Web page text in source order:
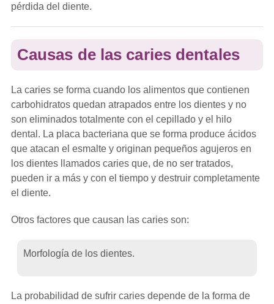
pérdida del diente.
Causas de las caries dentales
La caries se forma cuando los alimentos que contienen
carbohidratos quedan atrapados entre los dientes y no
son eliminados totalmente con el cepillado y el hilo
dental. La placa bacteriana que se forma produce ácidos
que atacan el esmalte y originan pequeños agujeros en
los dientes llamados caries que, de no ser tratados,
pueden ir a más y con el tiempo y destruir completamente
el diente.
Otros factores que causan las caries son:
Morfología de los dientes.
La probabilidad de sufrir caries depende de la forma de